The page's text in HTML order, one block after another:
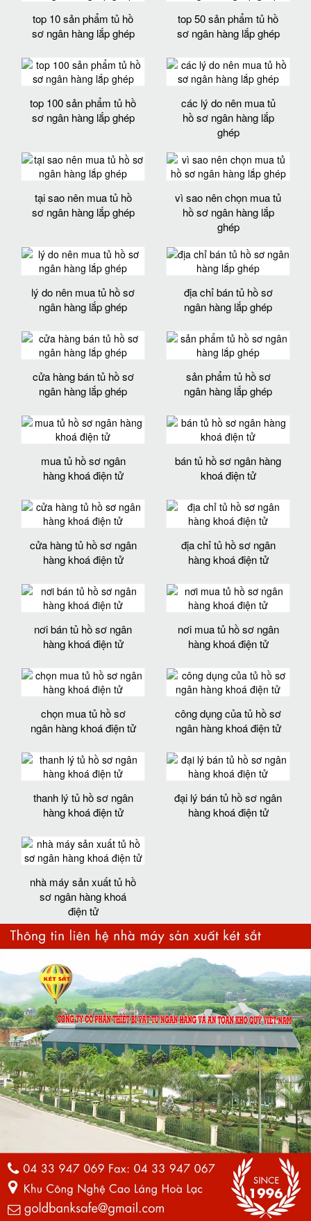
top 10 sản phẩm tủ hồ
sơ ngân hàng lắp ghép
top 50 sản phẩm tủ hồ
sơ ngân hàng lắp ghép
top 100 sản phẩm tủ hồ
sơ ngân hàng lắp ghép
các lý do nên mua tủ
hồ sơ ngân hàng lắp
ghép
tại sao nên mua tủ hồ
sơ ngân hàng lắp ghép
vì sao nên chọn mua tủ
hồ sơ ngân hàng lắp
ghép
lý do nên mua tủ hồ sơ
ngân hàng lắp ghép
địa chỉ bán tủ hồ sơ
ngân hàng lắp ghép
cửa hàng bán tủ hồ sơ
ngân hàng lắp ghép
sản phẩm tủ hồ sơ
ngân hàng lắp ghép
mua tủ hồ sơ ngân
hàng khoá điện tử
bán tủ hồ sơ ngân hàng
khoá điện tử
cửa hàng tủ hồ sơ ngân
hàng khoá điện tử
địa chỉ tủ hồ sơ ngân
hàng khoá điện tử
nơi bán tủ hồ sơ ngân
hàng khoá điện tử
nơi mua tủ hồ sơ ngân
hàng khoá điện tử
chọn mua tủ hồ sơ
ngân hàng khoá điện tử
công dụng của tủ hồ sơ
ngân hàng khoá điện tử
thanh lý tủ hồ sơ ngân
hàng khoá điện tử
đại lý bán tủ hồ sơ ngân
hàng khoá điện tử
nhà máy sản xuất tủ hồ
sơ ngân hàng khoá
điện tử